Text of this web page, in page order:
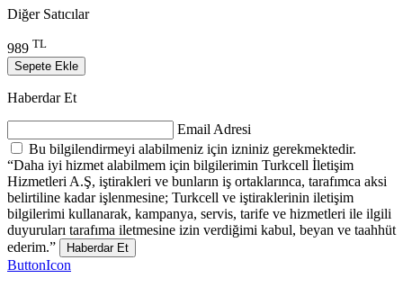
Diğer Satıcılar
989 TL
Sepete Ekle
Haberdar Et
Email Adresi
Bu bilgilendirmeyi alabilmeniz için izniniz gerekmektedir.
“Daha iyi hizmet alabilmem için bilgilerimin Turkcell İletişim
Hizmetleri A.Ş, iştirakleri ve bunların iş ortaklarınca, tarafımca aksi
belirtiline kadar işlenmesine; Turkcell ve iştiraklerinin iletişim
bilgilerimi kullanarak, kampanya, servis, tarife ve hizmetleri ile ilgili
duyuruları tarafıma iletmesine izin verdiğimi kabul, beyan ve taahhüt
ederim.”
Haberdar Et
ButtonIcon